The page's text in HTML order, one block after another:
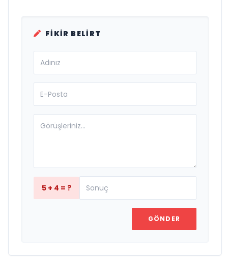
FIKIR BELIRT
5 + 4 = ?
GÖNDER